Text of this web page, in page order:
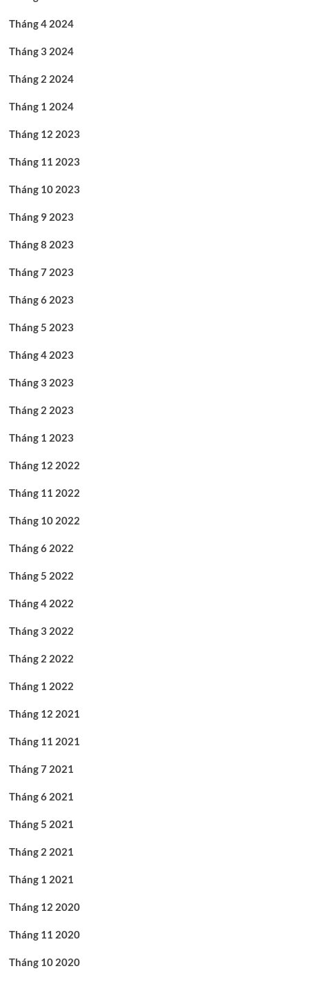
Tháng 4 2024
Tháng 3 2024
Tháng 2 2024
Tháng 1 2024
Tháng 12 2023
Tháng 11 2023
Tháng 10 2023
Tháng 9 2023
Tháng 8 2023
Tháng 7 2023
Tháng 6 2023
Tháng 5 2023
Tháng 4 2023
Tháng 3 2023
Tháng 2 2023
Tháng 1 2023
Tháng 12 2022
Tháng 11 2022
Tháng 10 2022
Tháng 6 2022
Tháng 5 2022
Tháng 4 2022
Tháng 3 2022
Tháng 2 2022
Tháng 1 2022
Tháng 12 2021
Tháng 11 2021
Tháng 7 2021
Tháng 6 2021
Tháng 5 2021
Tháng 2 2021
Tháng 1 2021
Tháng 12 2020
Tháng 11 2020
Tháng 10 2020